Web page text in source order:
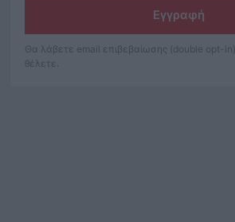
Εγγραφή
Θα λάβετε email επιβεβαίωσης (double opt-
θέλετε.